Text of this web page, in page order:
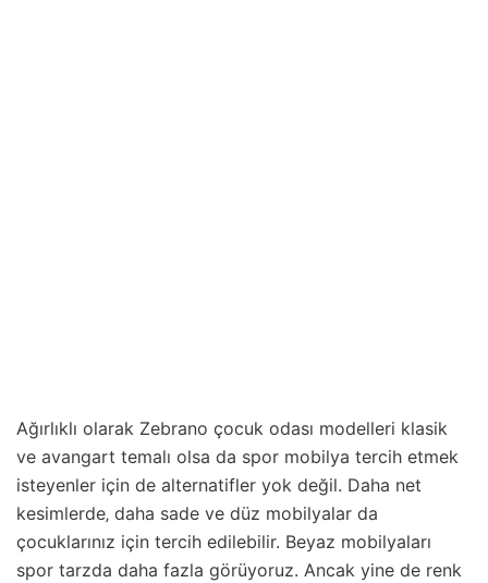
Ağırlıklı olarak Zebrano çocuk odası modelleri klasik
ve avangart temalı olsa da spor mobilya tercih etmek
isteyenler için de alternatifler yok değil. Daha net
kesimlerde‚ daha sade ve düz mobilyalar da
çocuklarınız için tercih edilebilir. Beyaz mobilyaları
spor tarzda daha fazla görüyoruz. Ancak yine de renk